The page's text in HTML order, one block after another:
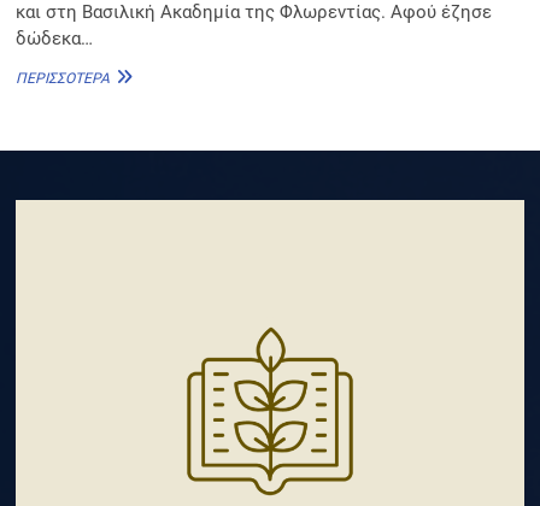
και στη Βασιλική Ακαδημία της Φλωρεντίας. Αφού έζησε
δώδεκα…
ΠΕΡΙΣΣΌΤΕΡΑ ΔΙΟΝΎΣΙΟΣ